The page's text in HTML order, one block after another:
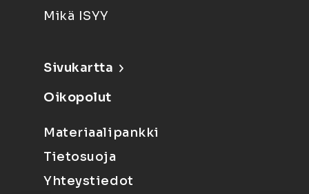
Mikä ISYY
Sivukartta
Oikopolut
Materiaalipankki
Tietosuoja
Yhteystiedot